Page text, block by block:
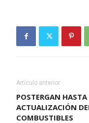
Artículo anterior
POSTERGAN
ACTUALIZACIÓN
COMBUSTIBLES